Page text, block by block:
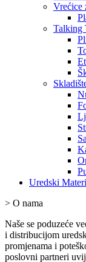
Vrećice
Talking
Uredski
> O nama
Naše se poduzeće
i distribucijom
promjenama i
poslovni partneri